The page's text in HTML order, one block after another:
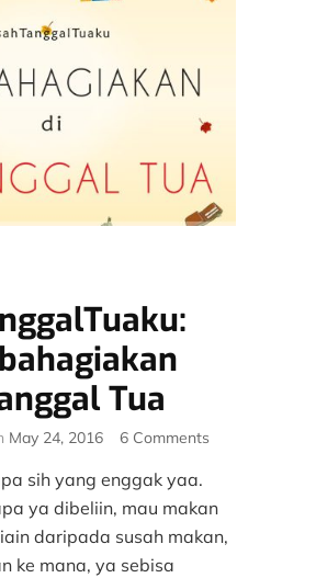
Tua
May 24, 2016 6 Comments
Membahagiakan
Anak
sih yang enggak yaa.
ya dibeliin, mau makan
daripada susah makan,
ke mana, ya sebisa